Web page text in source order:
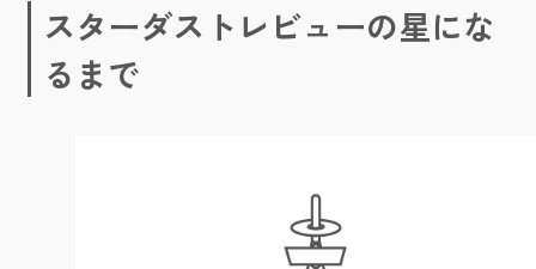
スターダストレビューの星にな
るまで